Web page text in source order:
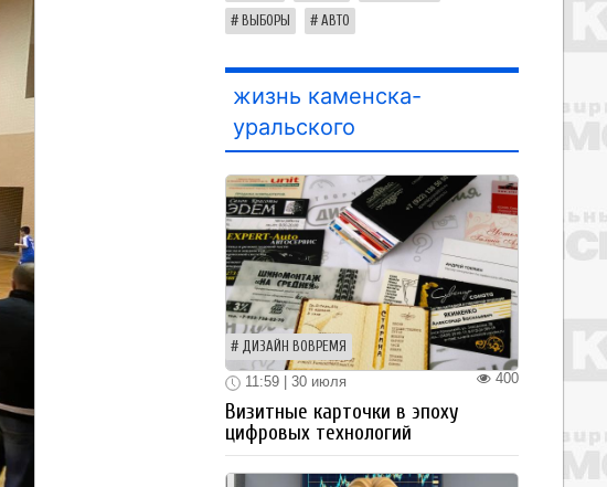
ВЫБОРЫ АВТО
жизнь каменска-
уральского
ДИЗАЙН ВОВРЕМЯ
400
11:59 | 30 июля
Визитные карточки в эпоху
цифровых технологий